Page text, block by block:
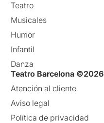
Teatro
Musicales
Humor
Infantil
Danza
Teatro Barcelona ©2026
Atención al cliente
Aviso legal
Política de privacidad